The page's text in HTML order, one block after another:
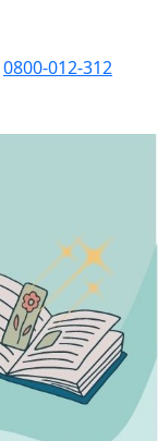
0800-012-312